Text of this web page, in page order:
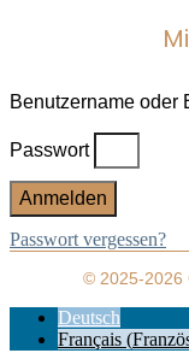
Benutzername oder
Passwort
Anmelden
Passwort vergessen?
© 2025-2026
Deutsch
Français (